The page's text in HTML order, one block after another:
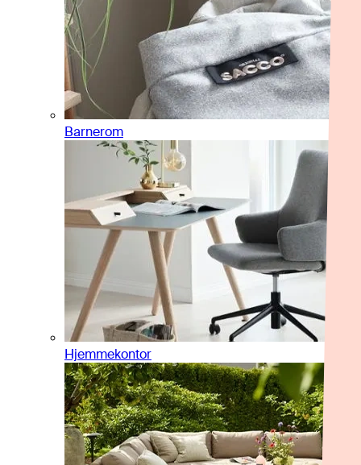
Barnerom
Hjemmekontor